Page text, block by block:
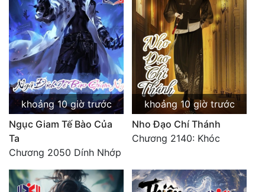
khoảng 10 giờ trước
Ngục Giam Tế Bào Của
Ta
Chương 2050 Dính Nhớp
khoảng 10 giờ trước
Nho Đạo Chí Thánh
Chương 2140: Khóc